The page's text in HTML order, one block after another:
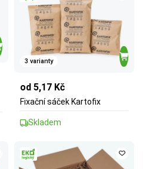
3 varianty
od 5,17 Kč
Fixační sáček Kartofix
Skladem